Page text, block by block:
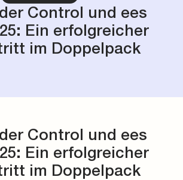
Control und ees
Ein erfolgreicher
im Doppelpack
Control und ees
Ein erfolgreicher
im Doppelpack